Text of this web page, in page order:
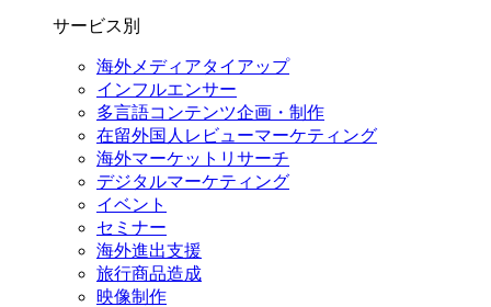
サービス別
海外メディアタイアップ
インフルエンサー
多言語コンテンツ企画・制作
在留外国⼈レビューマーケティング
海外マーケットリサーチ
デジタルマーケティング
イベント
セミナー
海外進出支援
旅行商品造成
映像制作